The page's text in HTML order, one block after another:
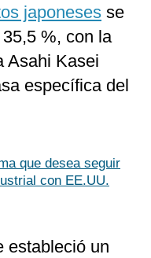
japoneses se
%, con la
Asahi Kasei
específica del
que desea seguir
con EE.UU.
estableció un